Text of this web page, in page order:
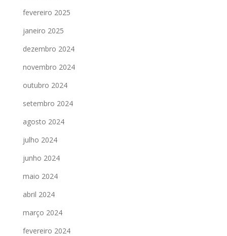
fevereiro 2025
janeiro 2025
dezembro 2024
novembro 2024
outubro 2024
setembro 2024
agosto 2024
julho 2024
junho 2024
maio 2024
abril 2024
março 2024
fevereiro 2024